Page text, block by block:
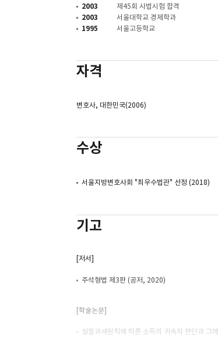
2003
제45회 사법시험 합격
2003
서울대학교 경제학과
1995
서울고등학교
자격
변호사, 대한민국(2006)
수상
서울지방변호사회 "최우수법관" 선정 (2018)
기고
[저서]
주석형법 제3판 (공저, 2020)
[학술논문]
실질과세원칙에 따른 소득의 귀속자 판단과